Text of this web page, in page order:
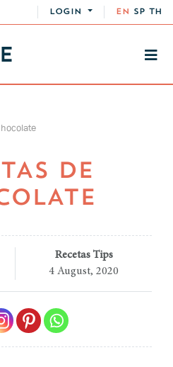
LOGIN EN SP TH
DE
Recetas Tips
4 August, 2020